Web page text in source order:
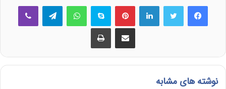
فیس بوک لینکدین ‫پین‌ترست اسکایپ واتس آپ
اشتراک گذاری از طریق ایمیل چاپ
نوشته های مشابه